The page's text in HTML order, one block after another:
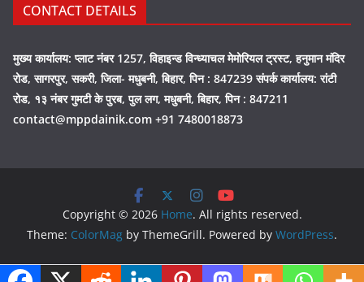
CONTACT DETAILS
मुख्य कार्यालय: प्लाट नंबर 1257, विहाइन्ड विन्ध्याचल मेमोरियल ट्रस्ट, हनुमान मंदिर
रोड, सागरपुर, सकरी, जिला- मधुबनी, बिहार, पिन : 847239 संपर्क कार्यालय: रांटी
रोड, १३ नंबर गुमटी के पुरब, पुल लग, मधुबनी, बिहार, पिन : 847211
contact@mppdainik.com +91 7480018873
Copyright © 2026 Home. All rights reserved.
Theme: ColorMag by ThemeGrill. Powered by WordPress.